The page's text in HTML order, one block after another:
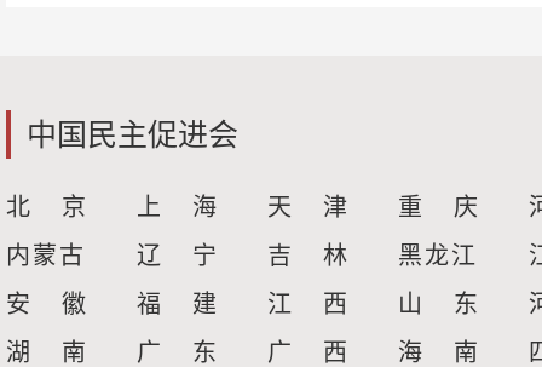
中国民主促进会
北 京 上 海 天 津 重 庆
内蒙古
辽 宁 吉 林 黑龙江
安 徽
福 建 江 西 山 东
湖 南
广 东 广 西 海 南